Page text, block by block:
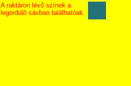
A raktáron lévő színek a
legördülő sávban találhatóak.